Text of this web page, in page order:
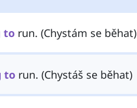
torun. (Chystám se běhat)
torun. (Chystáš se běhat)